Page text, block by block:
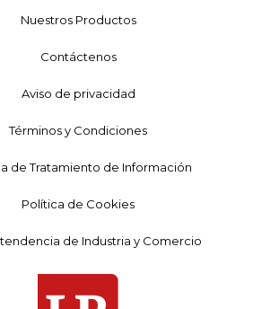
Nuestros Productos
Contáctenos
Aviso de privacidad
Términos y Condiciones
de Tratamiento de Información
Política de Cookies
de Industria y Comercio